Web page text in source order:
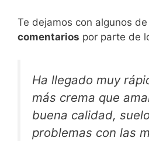
Te dejamos con algunos de
comentarios por parte de
Ha llegado muy
más crema que
buena calidad,
problemas con las